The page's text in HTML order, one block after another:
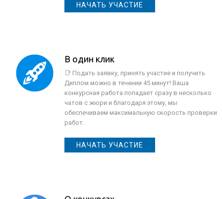
НАЧАТЬ УЧАСТИЕ
В один клик
📑 Подать заявку, принять участие и получить
Диплом можно в течении 45 минут! Ваша
конкурсная работа попадает сразу в несколько
чатов с жюри и благодаря этому, мы
обеспечиваем максимальную скорость проверки
работ.
НАЧАТЬ УЧАСТИЕ